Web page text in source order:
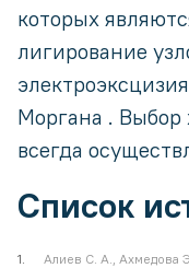
которых
лигирование
Моргана . Выбор
всегда
Список
Алиев С. А., Ахмедова